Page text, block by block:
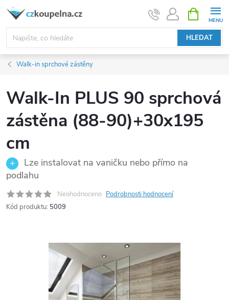
Přejít
obsah
HLEDAT
NÁKUPNÍ
KOŠÍK
Walk-in sprchové zástěny
Walk-In PLUS 90 sprchová
zástěna (88-90)+30x195
cm
Lze instalovat na vaničku nebo přímo na
podlahu
Neohodnoceno Podrobnosti hodnocení
Kód produktu: 5009